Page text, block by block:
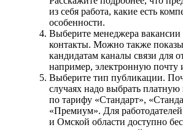
из себя работа, какие есть
особенности.
Выберите менеджера вакансии
контакты. Можно также
кандидатам каналы связи для
например, электронную почту
Выберите тип публикации.
случаях надо выбрать
по тарифу «Стандарт»,
«Премиум». Для
и Омской области доступно